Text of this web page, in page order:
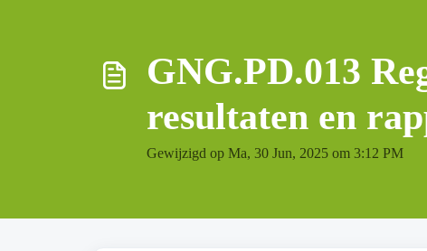
GNG.PD.013
resultaten en
Gewijzigd op Ma, 30 Jun, 2025 om 3:12 PM